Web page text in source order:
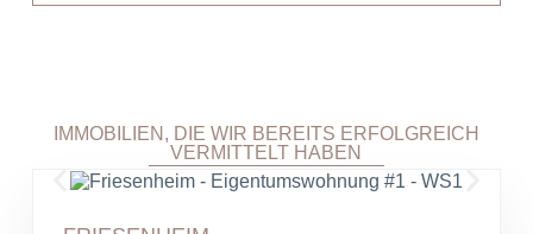
IMMOBILIEN, DIE WIR BEREITS ERFOLGREICH
VERMITTELT HABEN